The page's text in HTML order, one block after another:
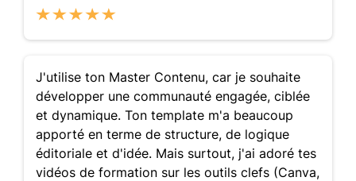
J'utilise ton Master Contenu, car je souhaite
développer une communauté engagée, ciblée
et dynamique. Ton template m'a beaucoup
apporté en terme de structure, de logique
éditoriale et d'idée. Mais surtout, j'ai adoré tes
vidéos de formation sur les outils clefs (Canva,